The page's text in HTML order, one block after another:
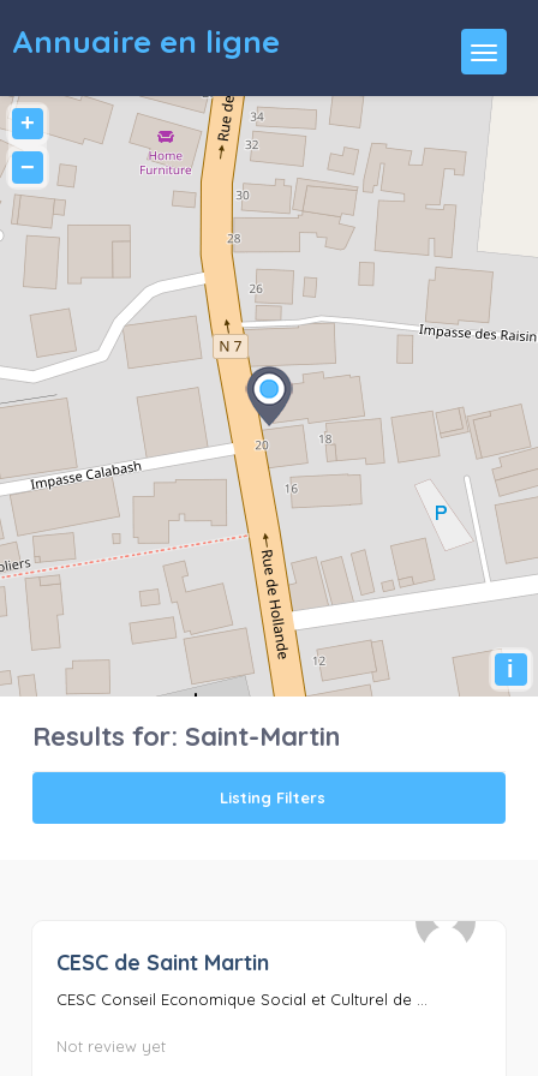
Annuaire en ligne
+
−
i
Results for: Saint-Martin
Listing Filters
CESC de Saint Martin
CESC Conseil Economique Social et Culturel de ...
Not review yet